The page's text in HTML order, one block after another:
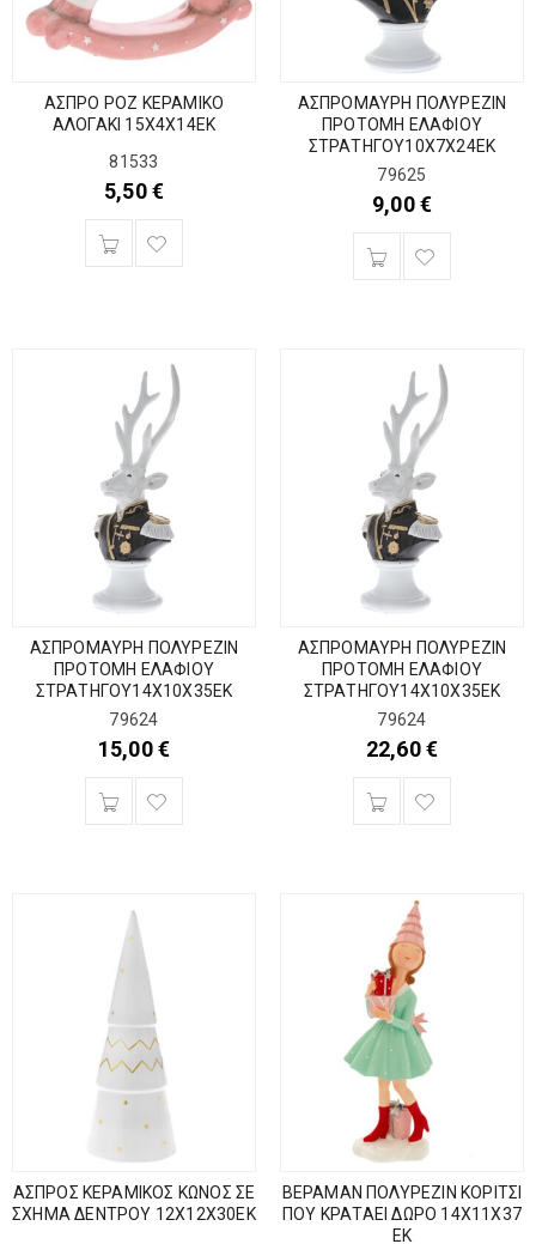
ΑΣΠΡΟ ΡΟΖ ΚΕΡΑΜΙΚΟ
ΑΛΟΓΑΚΙ 15Χ4Χ14ΕΚ
81533
5,50€
ΑΣΠΡΟΜΑΥΡΗ ΠΟΛΥΡΕΖΙΝ
ΠΡΟΤΟΜΗ ΕΛΑΦΙΟΥ
ΣΤΡΑΤΗΓΟΥ10Χ7Χ24ΕΚ
79625
9,00€
ΑΣΠΡΟΜΑΥΡΗ ΠΟΛΥΡΕΖΙΝ
ΠΡΟΤΟΜΗ ΕΛΑΦΙΟΥ
ΣΤΡΑΤΗΓΟΥ14Χ10Χ35ΕΚ
79624
15,00€
ΑΣΠΡΟΜΑΥΡΗ ΠΟΛΥΡΕΖΙΝ
ΠΡΟΤΟΜΗ ΕΛΑΦΙΟΥ
ΣΤΡΑΤΗΓΟΥ14Χ10Χ35ΕΚ
79624
22,60€
ΑΣΠΡΟΣ ΚΕΡΑΜΙΚΟΣ ΚΩΝΟΣ ΣΕ
ΣΧΗΜΑ ΔΕΝΤΡΟΥ 12Χ12Χ30ΕΚ
ΒΕΡΑΜΑΝ ΠΟΛΥΡΕΖΙΝ ΚΟΡΙΤΣΙ
ΠΟΥ ΚΡΑΤΑΕΙ ΔΩΡΟ 14Χ11Χ37
ΕΚ